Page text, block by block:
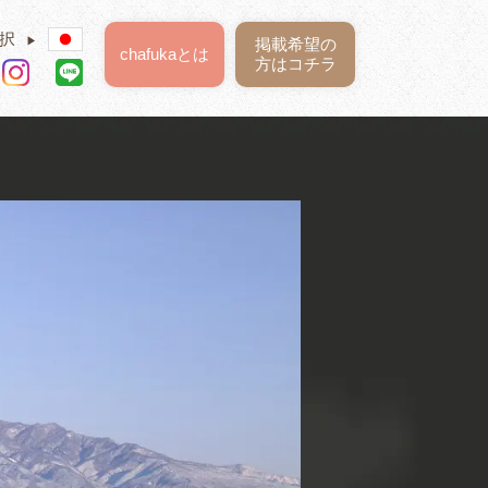
▶
掲載希望の
方はコチラ
chafukaとは